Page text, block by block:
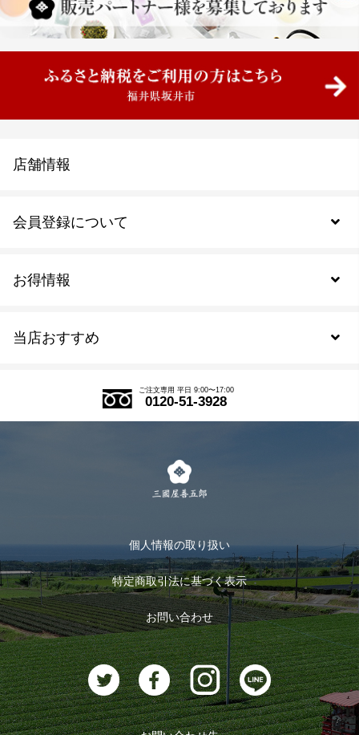
当店おすすめ
式部の香りシリーズ
お茶のギフト
おすすめのお茶
お茶に合うスイーツ
お得情報
会員登録について
会員規約について
ログイン
ログアウト
店舗情報
ご注文専用 平日 9:00〜17:00
0120-51-3928
個人情報の取り扱い
特定商取引法に基づく表示
お問い合わせ